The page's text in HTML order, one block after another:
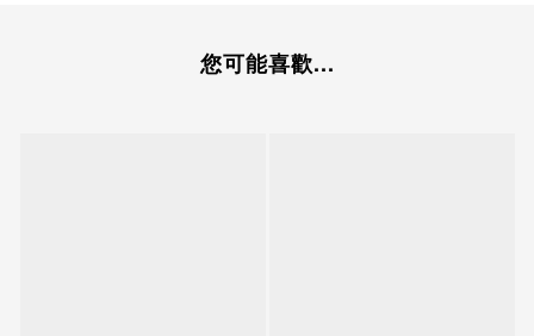
您可能喜歡...